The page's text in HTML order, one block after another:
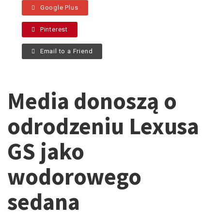
Google Plus
Pinterest
Email to a Friend
Media donoszą o
odrodzeniu Lexusa
GS jako
wodorowego
sedana